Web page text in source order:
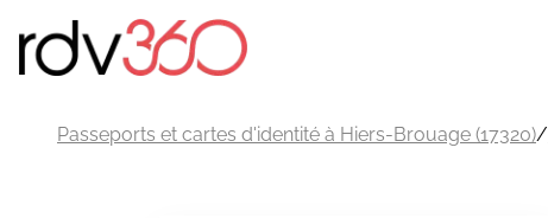
Passeports et cartes d'identité à Hiers-Brouage (17320)/